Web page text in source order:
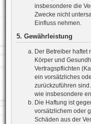
insbesondere die
Zwecke nicht
Einfluss nehmen.
5. Gewährleistung
Der Betreiber haftet
Körper und
Vertragspflichten
ein vorsätzliches
zurückzuführen
wie insbesondere
Die Haftung ist
vorsätzlichem oder
Schäden aus der